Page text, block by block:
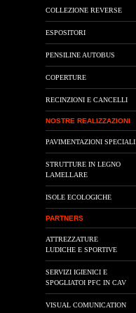
COLLEZIONE REVERSE
ESPOSITORI
PENSILINE AUTOBUS
COPERTURE
RECINZIONI E CANCELLI
NOSTRE REALIZZAZIONI
PAVIMENTAZIONI SPECIALI
STRUTTURE IN LEGNO
LAMELLARE
ISOLE ECOLOGICHE
PARTNERS
ATTREZZATURE
LUDICHE E SPORTIVE
SERVIZI IGIENICI E
SPOGLIATOI PFC IN CAV
VISUAL COMUNICATION